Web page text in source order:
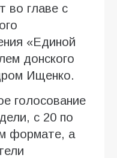
во главе с
«Единой
донского
Ищенко.
голосование
с 20 по
формате, а